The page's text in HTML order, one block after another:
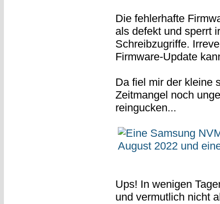
Die fehlerhafte
als defekt und sperrt
Schreibzugriffe.
Firmware-Update
Da fiel mir der kleine
Zeitmangel noch
reingucken...
Ups! In wenigen
und vermutlich nicht